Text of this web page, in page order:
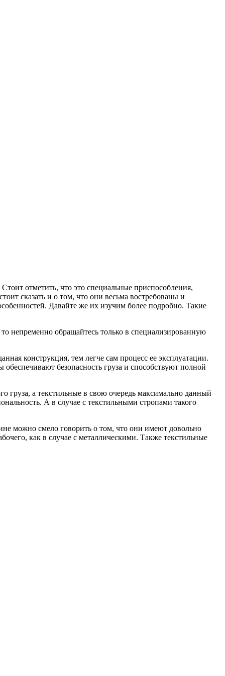
отметить, что это специальные приспособления,
сказать и о том, что они весьма востребованы и
Давайте же их изучим более подробно. Такие
непременно обращайтесь только в специализированную
конструкция, тем легче сам процесс ее эксплуатации.
безопасность груза и способствуют полной
груза, а текстильные в свою очередь максимально данный
А в случае с текстильными стропами такого
можно смело говорить о том, что они имеют довольно
как в случае с металлическими. Также текстильные